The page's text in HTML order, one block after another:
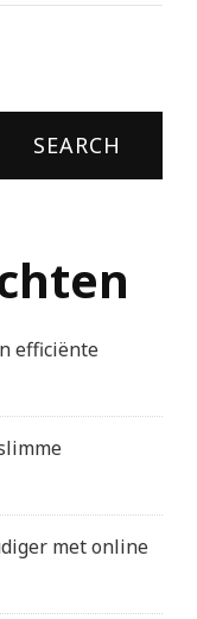
SEARCH
efficiënte
met online